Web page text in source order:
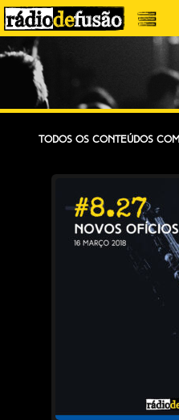
Avançar
para
conteúdo
Menu
RÁDIO
MÚSICA SEM
SEM PRETENSÕES.
Todos os conteúdos